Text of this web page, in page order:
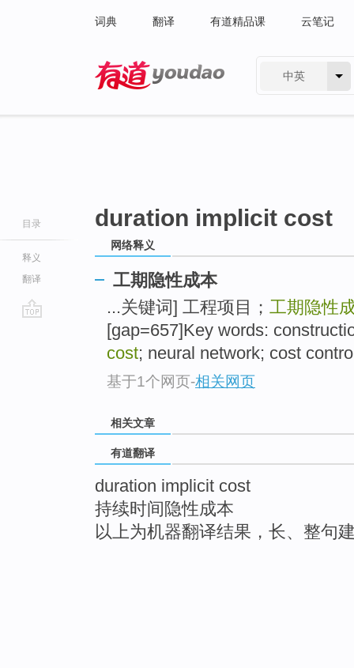
词典 翻译 有道精品课 云笔记
中英
目录
释义
翻译
duration implicit cost
网络释义
工期隐性成本
...关键词] 工程项目； 工期隐性
[gap=657]Key words:
cost; neural network; cost
基于1个网页-相关网页
相关文章
有道翻译
duration implicit cost
持续时间隐性成本
以上为机器翻译结果，长、整句